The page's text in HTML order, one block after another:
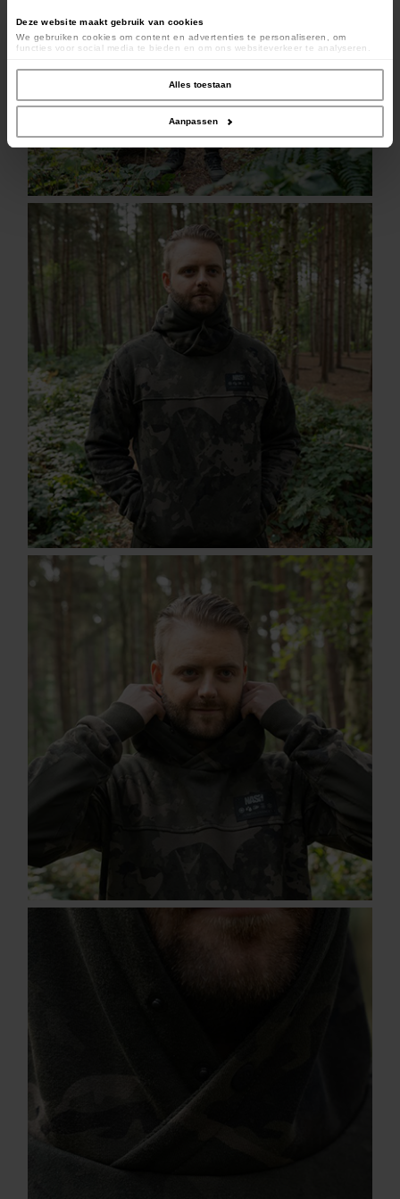
Deze website maakt gebruik van cookies
We gebruiken cookies om content en advertenties te personaliseren, om
functies voor social media te bieden en om ons websiteverkeer te analyseren.
social media, adverteren en analyse. Deze partners kunnen deze gegevens
combineren met andere informatie die u aan ze heeft verstrekt of die ze hebben
verzameld op basis van uw gebruik van hun services.
Alles toestaan
Aanpassen